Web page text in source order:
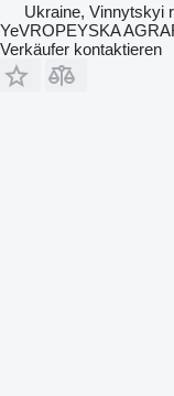
Ukraine, Vinnytskyi
YeVROPEYSKA
Verkäufer kontaktieren